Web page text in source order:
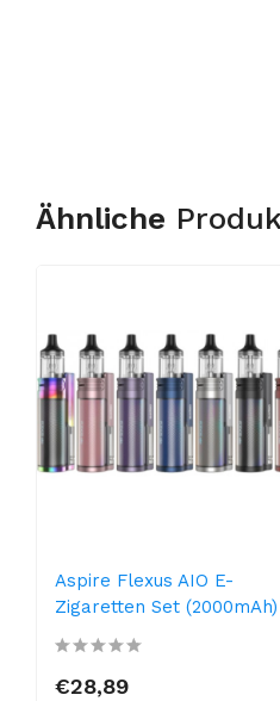
Ähnliche
Aspire Flexus AIO E-
Zigaretten Set (2000mAh)
€28,89